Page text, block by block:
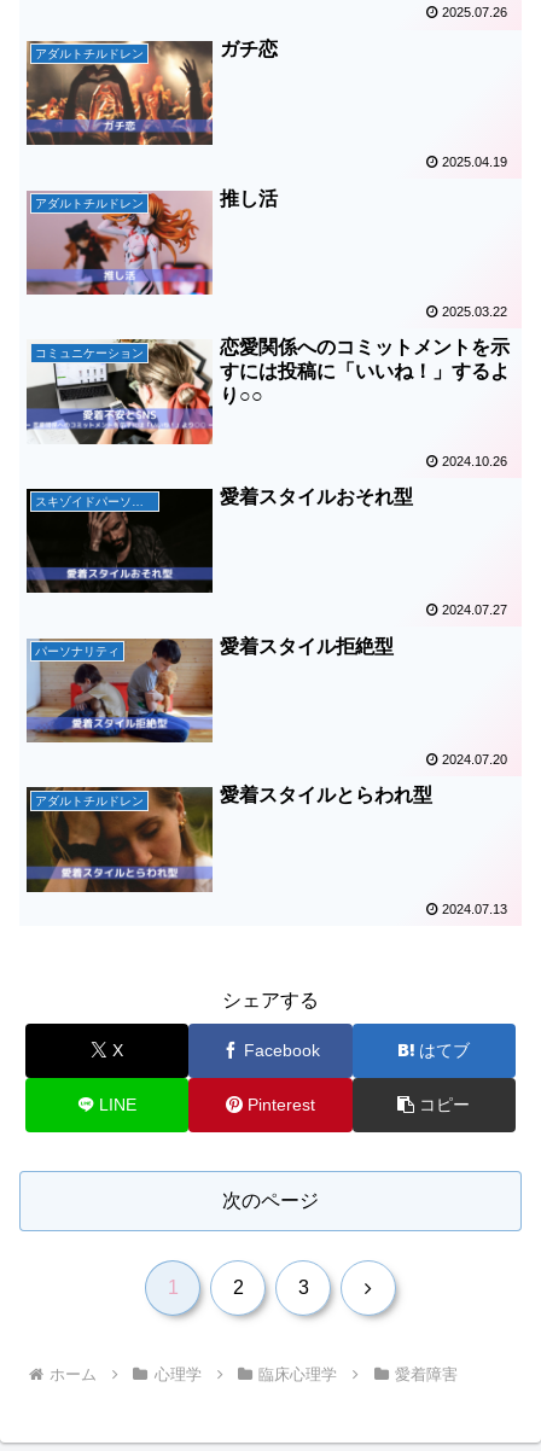
2025.07.26
アダルトチルドレン ガチ恋
2025.04.19
アダルトチルドレン 推し活
2025.03.22
コミュニケーション
恋愛関係へのコミットメントを示
すには投稿に「いいね！」するよ
り○○
2024.10.26
スキゾイドパーソナリティ障害 愛着スタイルおそれ型
2024.07.27
パーソナリティ 愛着スタイル拒絶型
2024.07.20
アダルトチルドレン 愛着スタイルとらわれ型
2024.07.13
シェアする
X Facebook はてブ
LINE Pinterest コピー
次のページ
1 2 3 次
ホーム 心理学 臨床心理学 愛着障害